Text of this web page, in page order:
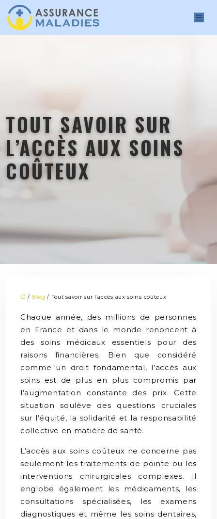
TOUT SAVOIR SUR
L’ACCÈS AUX SOINS
COÛTEUX
/ Blog / Tout savoir sur l’accès aux soins coûteux
Chaque année, des millions de personnes
en France et dans le monde renoncent à
des soins médicaux essentiels pour des
raisons financières. Bien que considéré
comme un droit fondamental, l’accès aux
soins est de plus en plus compromis par
l’augmentation constante des prix. Cette
situation soulève des questions cruciales
sur l’équité, la solidarité et la responsabilité
collective en matière de santé.
L’accès aux soins coûteux ne concerne pas
seulement les traitements de pointe ou les
interventions chirurgicales complexes. Il
englobe également les médicaments, les
consultations spécialisées, les examens
diagnostiques et même les soins dentaires,